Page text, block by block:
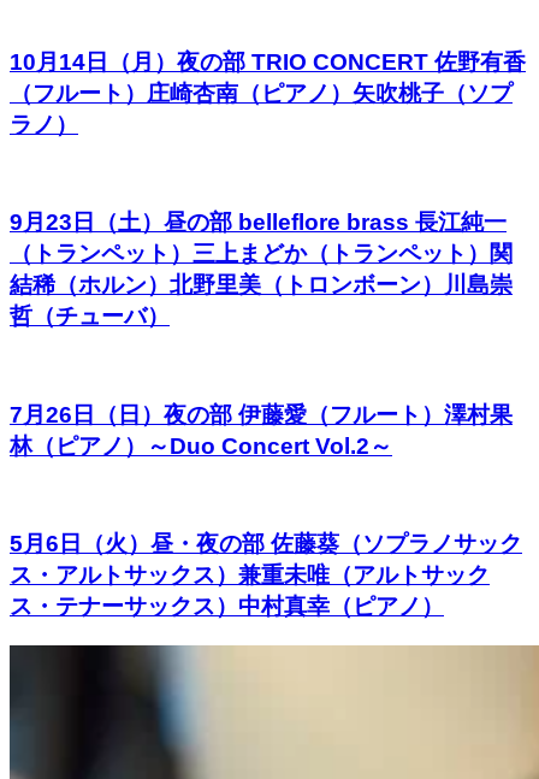
10月14日（月）夜の部 TRIO CONCERT 佐野有香
（フルート）庄崎杏南（ピアノ）矢吹桃子（ソプ
ラノ）
9月23日（土）昼の部 belleflore brass 長江純一
（トランペット）三上まどか（トランペット）関
結稀（ホルン）北野里美（トロンボーン）川島崇
哲（チューバ）
7月26日（日）夜の部 伊藤愛（フルート）澤村果
林（ピアノ）～Duo Concert Vol.2～
5月6日（火）昼・夜の部 佐藤葵（ソプラノサック
ス・アルトサックス）兼重未唯（アルトサック
ス・テナーサックス）中村真幸（ピアノ）